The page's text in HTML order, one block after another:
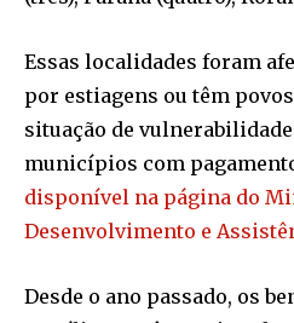
Essas localidades foram
por estiagens ou têm
situação de
municípios com
disponível na página do
Desenvolvimento e
Desde o ano passado, os